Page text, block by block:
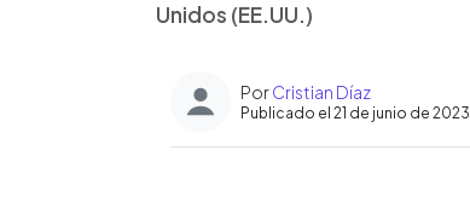
Unidos (EE.UU.)
PorCristian Díaz
Publicado el 21 de junio de 2023